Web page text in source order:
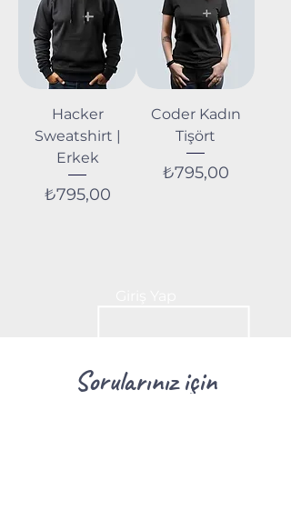
Hacker
Sweatshirt |
Erkek
Fiyat
₺795,00
Coder Kadın
Tişört
Fiyat
₺795,00
Sorularınız için